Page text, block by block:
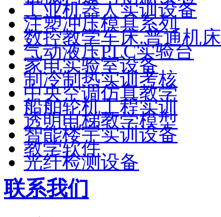
工业机器人实训设备
注塑冲压模具系列
数控教学车床.普通机床
气动液压PLC实验台
家电实验室设备
制冷制热实训考核
中央空调仿真教学
船舶轮机工程实训
透明电梯教学模型
智能楼宇实训设备
教学软件
光纤检测设备
联系我们